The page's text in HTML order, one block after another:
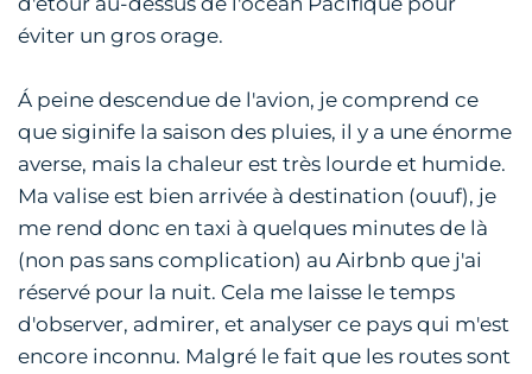
éviter un gros orage.
Á peine descendue de l'avion, je comprend ce
que siginife la saison des pluies, il y a une énorme
averse, mais la chaleur est très lourde et humide.
Ma valise est bien arrivée à destination (ouuf), je
me rend donc en taxi à quelques minutes de là
(non pas sans complication) au Airbnb que j'ai
réservé pour la nuit. Cela me laisse le temps
d'observer, admirer, et analyser ce pays qui m'est
encore inconnu. Malgré le fait que les routes sont